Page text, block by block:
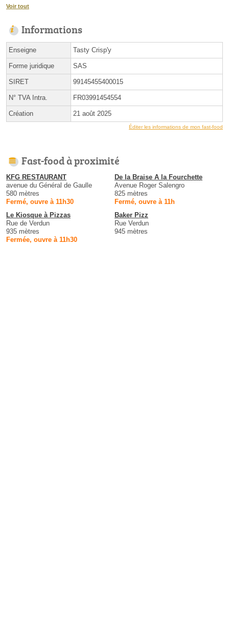
Voir tout
Informations
Enseigne Tasty Crisp'y
Forme juridique SAS
SIRET 99145455400015
N° TVA Intra. FR03991454554
Création 21 août 2025
Éditer les informations de mon fast-food
Fast-food à proximité
KFG RESTAURANT
avenue du Général de Gaulle
580 mètres
Fermé, ouvre à 11h30
De la Braise A la Fourchette
Avenue Roger Salengro
825 mètres
Fermé, ouvre à 11h
Le Kiosque à Pizzas
Rue de Verdun
935 mètres
Fermée, ouvre à 11h30
Baker Pizz
Rue Verdun
945 mètres